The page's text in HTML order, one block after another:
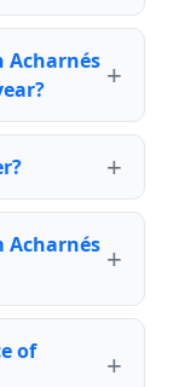
Acharnés
Acharnés
of